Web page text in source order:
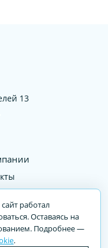
13
работал
Оставаясь на
Подробнее —
.